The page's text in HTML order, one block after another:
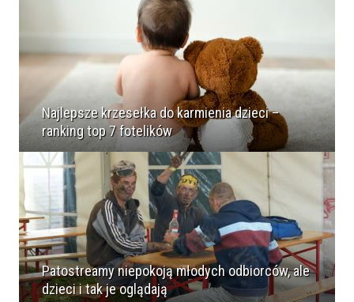
Najlepsze krzesełka do karmienia dzieci –
ranking top 7 fotelików
Patostreamy niepokoją młodych odbiorców, ale
dzieci i tak je oglądają